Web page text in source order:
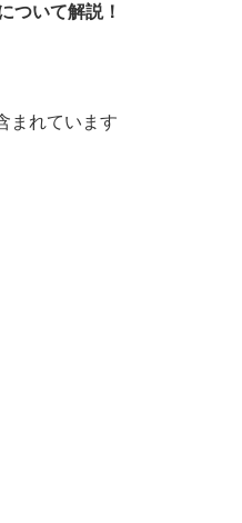
ついて解説！
まれています